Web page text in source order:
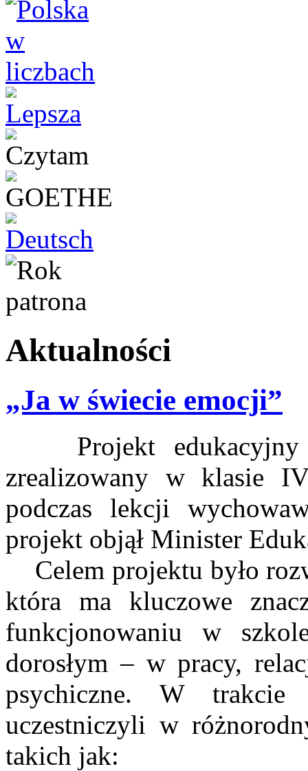
Aktualności
„Ja w świecie emocji”
Projekt edukacyjny
zrealizowany w klasie
podczas lekcji
projekt objął Minister
Celem projektu było
która ma kluczowe
funkcjonowaniu w
dorosłym – w pracy,
psychiczne. W trakcie
uczestniczyli w
takich jak: